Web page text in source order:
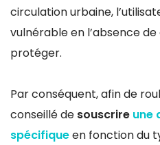
circulation urbaine,
vulnérable en l’absence
protéger.
Par conséquent, afin de
conseillé de souscrire une
spécifiqueen fonction du